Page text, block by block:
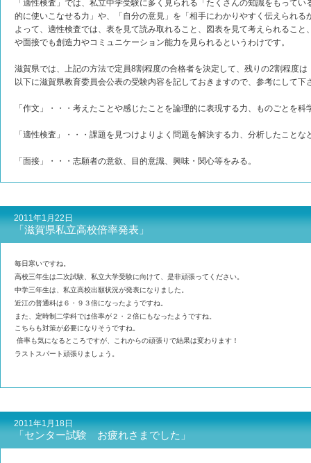
「適性検査」では、私立中学受験に多く見られる「たくさんの知識をもって
的に使いこなせる力」や、「自分の意見」を「相手にわかりやすく伝えられる
よって、適性検査では、表を見て読み取れること、図表を見て考えられるこ
や面接でも創造力やコミュニケーション能力を見られるというわけです。
滋賀県では、上記の方法で定員8割程度の合格者を決定して、残りの2割程度
以下に滋賀県教育委員会公表の受験内容を記しておきますので、参考にして下
「作文」・・・考えたことや感じたことを論理的に表現する力、ものごとを
「適性検査」・・・課題を見つけよりよく問題を解決する力、分析したこと
「面接」・・・志願者の意欲、目的意識、興味・関心等をみる。
2011年1月22日
「滋賀県私立高校倍率発表」
毎日寒いですね。
高校三年生は二次試験、私立大学受験に向けて、是非頑張ってください。
中学三年生は、私立高校出願状況が発表になりました。
近江の普通科は６・９３倍になったようですね。
また、定時制二学科では倍率が２・２倍にもなったようですね。
こちらも対策が必要になりそうですね。
倍率も気になるところですが、これからの頑張りで結果は変わります！
ラストスパート頑張りましょう。
2011年1月18日
「センター試験 お疲れさまでした」